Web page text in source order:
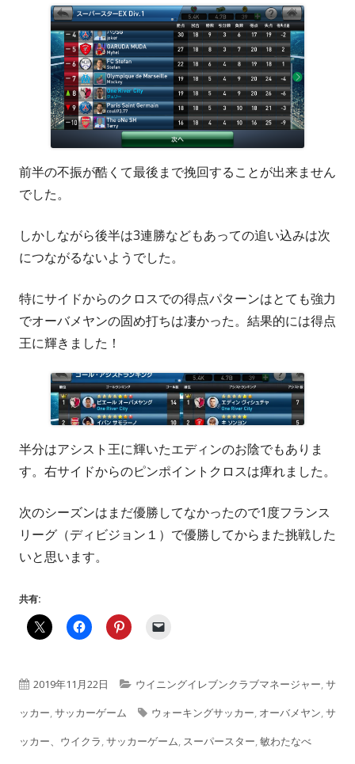
前半の不振が酷くて最後まで挽回することが出来ません
でした。
しかしながら後半は3連勝などもあっての追い込みは次
につながるないようでした。
特にサイドからのクロスでの得点パターンはとても強力
でオーバメヤンの固め打ちは凄かった。結果的には得点
王に輝きました！
半分はアシスト王に輝いたエディンのお陰でもありま
す。右サイドからのピンポイントクロスは痺れました。
次のシーズンはまだ優勝してなかったので1度フランス
リーグ（ディビジョン１）で優勝してからまた挑戦した
いと思います。
共有:
公
開
日
2019年11月22日
カ
テ
ゴ
ウイニングイレブンクラブマネージャー,サ
ッカー,サッカーゲーム
タ
グ
ウォーキングサッカー, オーバメヤン,サ
ッカー、ウイクラ,サッカーゲーム, スーパースター,敏わたなべ